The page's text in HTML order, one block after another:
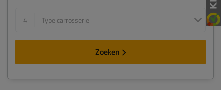
4 Type carrosserie
Zoeken